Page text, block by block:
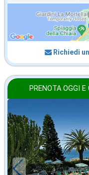
Richiedi
PRENOTA OGGI E
agosto
in offerta da
€66,14
a notte